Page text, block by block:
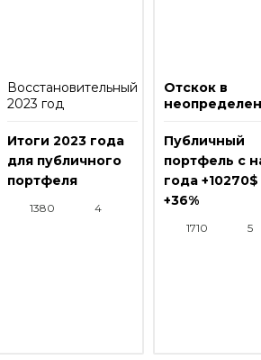
Восстановительный
2023 год
Итоги 2023 года
для публичного
портфеля
1380 4
Отскок в
Публичный
портфель с
года
+36%
1710 5